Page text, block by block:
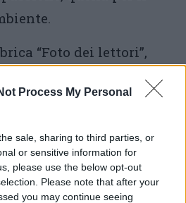
Process My Personal
sale, sharing to third parties, or
or sensitive information for
please use the below opt-out
Please note that after your
you may continue seeing
“Foto dei lettori”,